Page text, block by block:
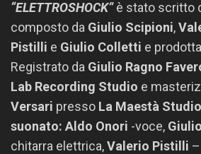
“ELETTROSHOCK”è stato scritto
composto da Giulio Scipioni,
Pistilli e Giulio Colletti e
Registrato da Giulio Ragno
Lab Recording Studio e
Versari presso La Maestà Studio
suonato: Aldo Onori -voce,
chitarra elettrica,Valerio Pistilli